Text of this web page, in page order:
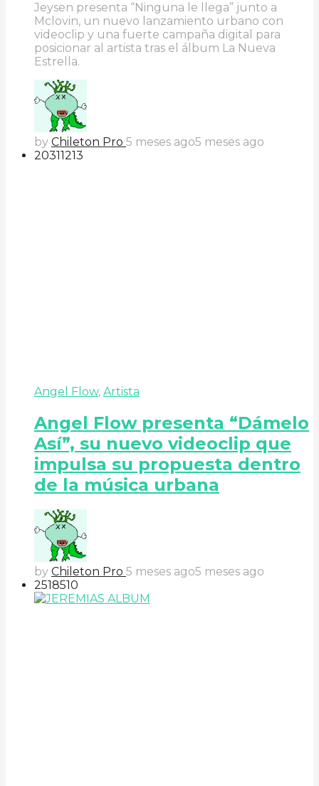
Jeysen presenta “Ninguna le llega” junto a
Mclovin, un nuevo lanzamiento urbano con
videoclip y una fuerte campaña digital para
posicionar al artista tras el álbum La Nueva
Estrella.
by Chileton Pro 5 meses ago5 meses ago
20311213
Angel Flow, Artista
Angel Flow presenta “Dámelo
Así”, su nuevo videoclip que
impulsa su propuesta dentro
de la música urbana
by Chileton Pro 5 meses ago5 meses ago
2518510